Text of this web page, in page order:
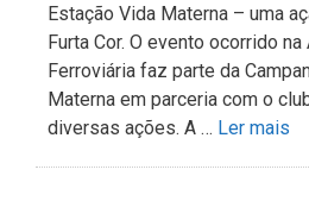
Estação Vida Materna – uma
Furta Cor. O evento ocorrido
Ferroviária faz parte da
Materna em parceria com o
diversas ações. A … Ler mais